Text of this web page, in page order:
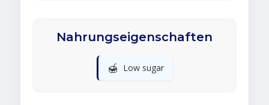
Nahrungseigenschaften
🍯 Low sugar